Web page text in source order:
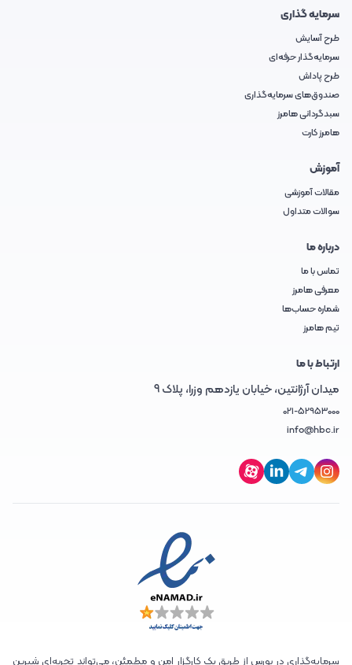
سرمایه گذاری
طرح آسایش
سرمایه‌گذار حرفه‌ای
طرح پاداش
صندوق‌های سرمایه‌گذاری
سبدگردانی هامرز
هامرز کارت
آموزش
مقالات آموزشی
سوالات متداول
درباره ما
تماس با ما
معرفی هامرز
شماره حساب‌ها
تیم هامرز
ارتباط با ما
میدان آرژانتین، خیابان یازدهم وزرا، پلاک 9
021-52953000
info@hbc.ir